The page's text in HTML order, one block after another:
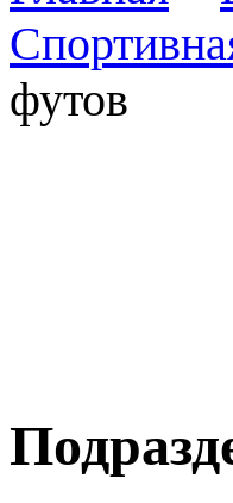
футов